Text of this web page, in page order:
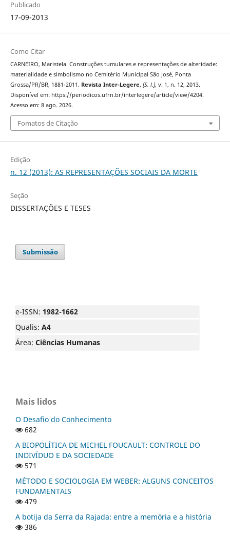
Publicado
17-09-2013
Como Citar
CARNEIRO, Maristela. Construções tumulares e representações de alteridade:
materialidade e simbolismo no Cemitério Municipal São José, Ponta
Grossa/PR/BR, 1881-2011. Revista Inter-Legere, [S. l.], v. 1, n. 12, 2013.
Disponível em: https://periodicos.ufrn.br/interlegere/article/view/4204.
Acesso em: 8 ago. 2026.
Fomatos de Citação
Edição
n. 12 (2013): AS REPRESENTAÇÕES SOCIAIS DA MORTE
Seção
DISSERTAÇÕES E TESES
Submissão
e-ISSN: 1982-1662
Qualis: A4
Área: Ciências Humanas
Mais lidos
O Desafio do Conhecimento
682
A BIOPOLÍTICA DE MICHEL FOUCAULT: CONTROLE DO
INDIVÍDUO E DA SOCIEDADE
571
MÉTODO E SOCIOLOGIA EM WEBER: ALGUNS CONCEITOS
FUNDAMENTAIS
479
A botija da Serra da Rajada: entre a memória e a história
386